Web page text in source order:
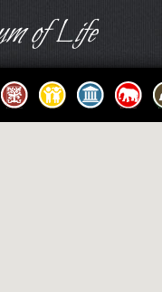
of Life